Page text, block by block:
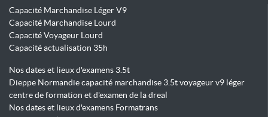
Capacité Marchandise Léger V9
Capacité Marchandise Lourd
Capacité Voyageur Lourd
Capacité actualisation 35h
Nos dates et lieux d'examens 3.5t
Dieppe Normandie capacité marchandise 3.5t voyageur v9 léger
centre de formation et d'examen de la dreal
Nos dates et lieux d'examens Formatrans